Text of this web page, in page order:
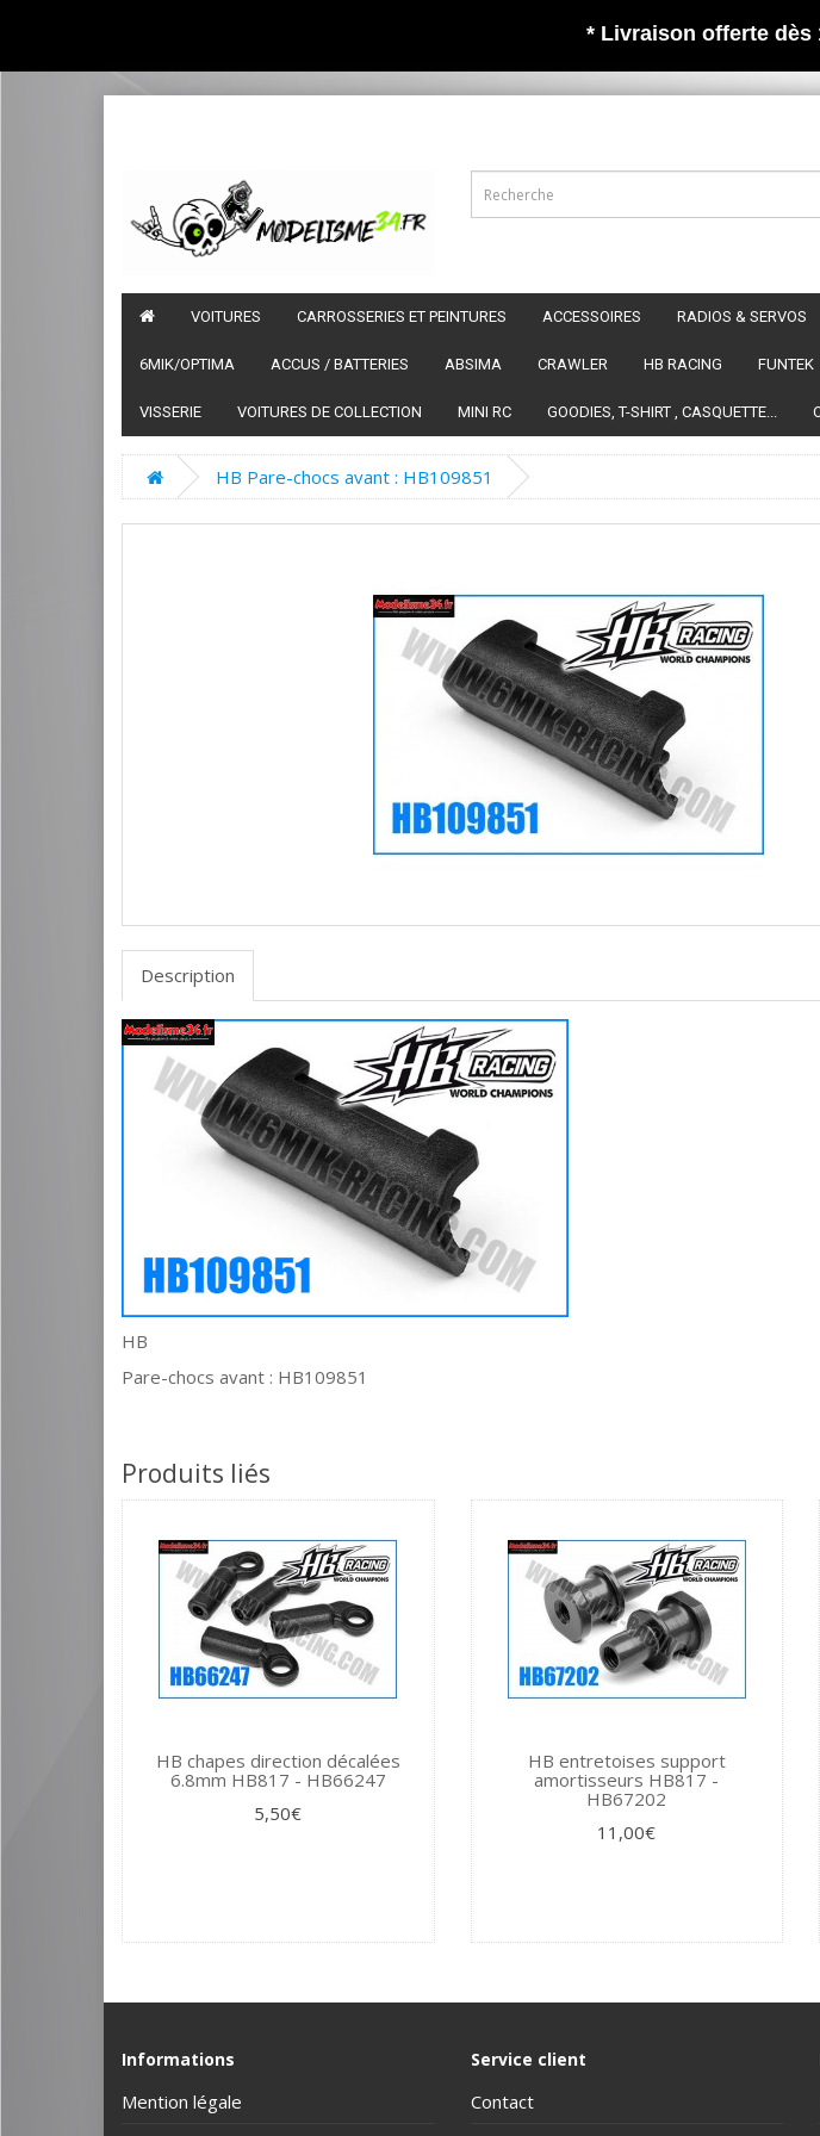
* Livraison offerte dès
VOITURES CARROSSERIES ET PEINTURES ACCESSOIRES RADIOS & SERVOS
6MIK/OPTIMA ACCUS / BATTERIES ABSIMA CRAWLER HB RACING FUNTEK
VISSERIE VOITURES DE COLLECTION MINI RC GOODIES, T-SHIRT , CASQUETTE...
HB Pare-chocs avant : HB109851
Description
HB
Pare-chocs avant : HB109851
Produits liés
HB chapes direction décalées
6.8mm HB817 - HB66247
5,50€
HB entretoises support
amortisseurs HB817 -
HB67202
11,00€
Informations
Mention légale
Service client
Contact